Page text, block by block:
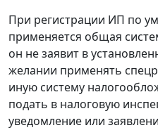
При регистрации ИП по
применяется общая
он не заявит в
желании применять
иную систему
подать в налоговую
уведомление или